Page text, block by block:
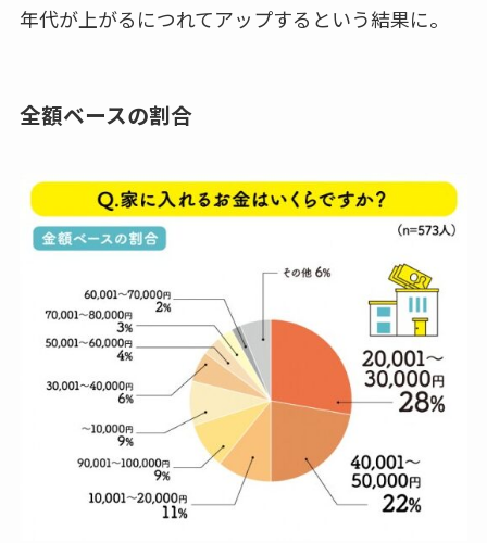
年代が上がるにつれてアップするという結果に。
全額ベースの割合